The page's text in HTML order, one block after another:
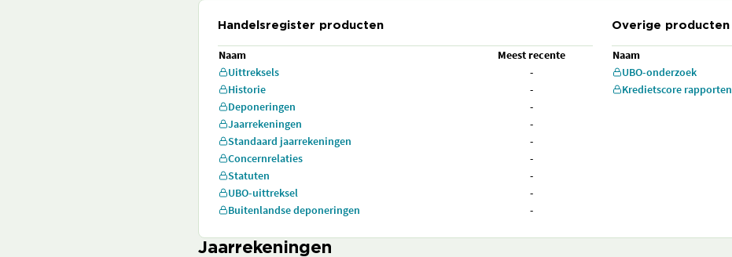
Handelsregister producten
Naam
Meest recente
Uittreksels
-
Historie
-
Deponeringen
-
Jaarrekeningen
-
Standaard jaarrekeningen
-
Concernrelaties
-
Statuten
-
UBO-uittreksel
-
Buitenlandse deponeringen
-
Overige producten
Naam
UBO-onderzoek
Kredietscore rapporten
Jaarrekeningen